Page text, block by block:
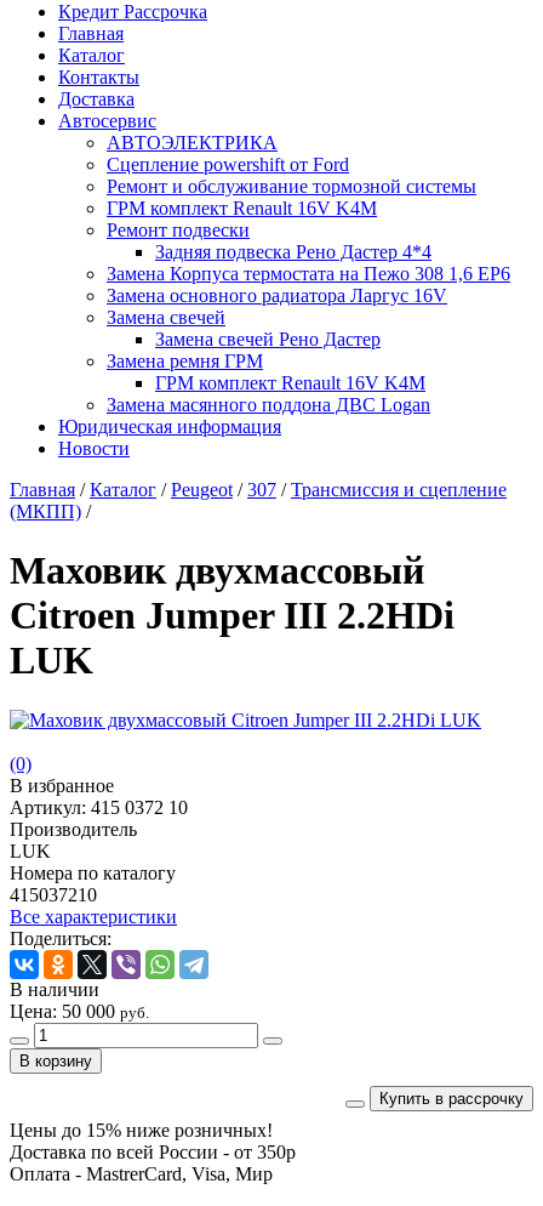
Кредит Рассрочка
Главная
Каталог
Контакты
Доставка
Автосервис
АВТОЭЛЕКТРИКА
Сцепление powershift от Ford
Ремонт и обслуживание тормозной системы
ГРМ комплект Renault 16V K4M
Ремонт подвески
Задняя подвеска Рено Дастер 4*4
Замена Корпуса термостата на Пежо 308 1,6 EP6
Замена основного радиатора Ларгус 16V
Замена свечей
Замена свечей Рено Дастер
Замена ремня ГРМ
ГРМ комплект Renault 16V K4M
Замена масянного поддона ДВС Logan
Юридическая информация
Новости
Главная / Каталог / Peugeot / 307 / Трансмиссия и сцепление
(МКПП) /
Маховик двухмассовый
Citroen Jumper III 2.2HDi
LUK
(0)
В избранное
Артикул: 415 0372 10
Производитель
LUK
Номера по каталогу
415037210
Все характеристики
Поделиться:
В наличии
Цена: 50 000 руб.
Купить в рассрочку
Цены до 15% ниже розничных!
Доставка по всей России - от 350р
Оплата - MastrerCard, Visa, Мир